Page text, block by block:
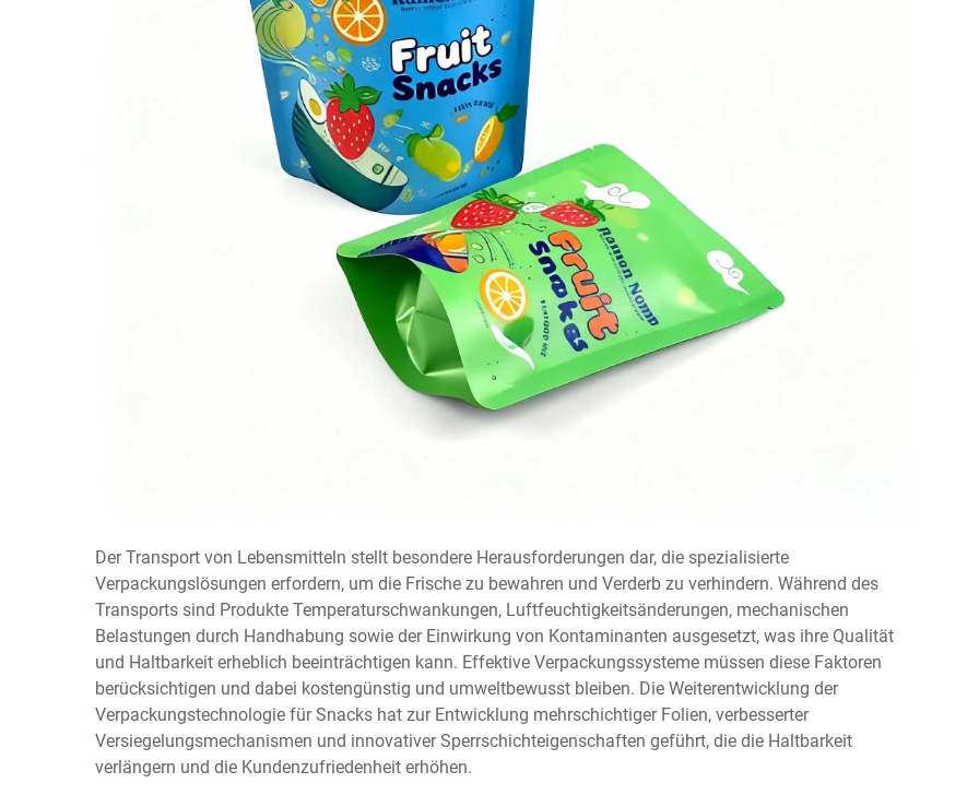
Der Transport von Lebensmitteln stellt besondere Herausforderungen dar, die spezialisierte
Verpackungslösungen erfordern, um die Frische zu bewahren und Verderb zu verhindern. Während des
Transports sind Produkte Temperaturschwankungen, Luftfeuchtigkeitsänderungen, mechanischen
Belastungen durch Handhabung sowie der Einwirkung von Kontaminanten ausgesetzt, was ihre Qualität
und Haltbarkeit erheblich beeinträchtigen kann. Effektive Verpackungssysteme müssen diese Faktoren
berücksichtigen und dabei kostengünstig und umweltbewusst bleiben. Die Weiterentwicklung der
Verpackungstechnologie für Snacks hat zur Entwicklung mehrschichtiger Folien, verbesserter
Versiegelungsmechanismen und innovativer Sperrschichteigenschaften geführt, die die Haltbarkeit
verlängern und die Kundenzufriedenheit erhöhen.